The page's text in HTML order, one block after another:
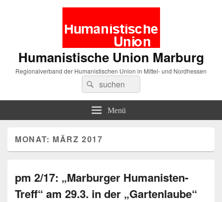
Humanistische Union Marburg
Regionalverband der Humanistischen Union in Mittel- und Nordhessen
Suche
nach:
Suchen
Menü
MONAT: MÄRZ 2017
pm 2/17: „Marburger Humanisten-
Treff“ am 29.3. in der „Gartenlaube“